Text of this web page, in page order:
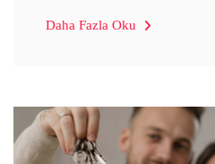
Daha Fazla Oku